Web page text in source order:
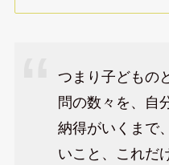
つまり子どもの
問の数々を、自
納得がいくまで
いこと、これだ